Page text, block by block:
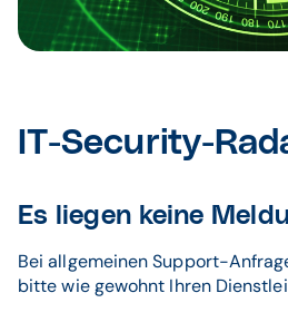
IT-Security-
Es liegen keine
Bei allgemeinen Support-
bitte wie gewohnt Ihren